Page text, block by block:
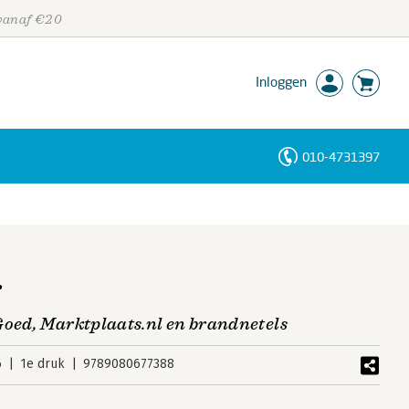
€20
Inloggen
010-4731397
Marktplaats.nl en brandnetels
1e druk 9789080677388
Personen